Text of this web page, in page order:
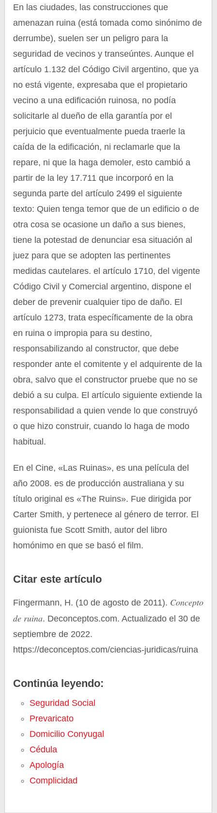
En las ciudades, las construcciones que
amenazan ruina (está tomada como sinónimo de
derrumbe), suelen ser un peligro para la
seguridad de vecinos y transeúntes. Aunque el
artículo 1.132 del Código Civil argentino, que ya
no está vigente, expresaba que el propietario
vecino a una edificación ruinosa, no podía
solicitarle al dueño de ella garantía por el
perjuicio que eventualmente pueda traerle la
caída de la edificación, ni reclamarle que la
repare, ni que la haga demoler, esto cambió a
partir de la ley 17.711 que incorporó en la
segunda parte del artículo 2499 el siguiente
texto: Quien tenga temor que de un edificio o de
otra cosa se ocasione un daño a sus bienes,
tiene la potestad de denunciar esa situación al
juez para que se adopten las pertinentes
medidas cautelares. el artículo 1710, del vigente
Código Civil y Comercial argentino, dispone el
deber de prevenir cualquier tipo de daño. El
artículo 1273, trata específicamente de la obra
en ruina o impropia para su destino,
responsabilizando al constructor, que debe
responder ante el comitente y el adquirente de la
obra, salvo que el constructor pruebe que no se
debió a su culpa. El artículo siguiente extiende la
responsabilidad a quien vende lo que construyó
o que hizo construir, cuando lo haga de modo
habitual.
En el Cine, «Las Ruinas», es una película del
año 2008. es de producción australiana y su
título original es «The Ruins». Fue dirigida por
Carter Smith, y pertenece al género de terror. El
guionista fue Scott Smith, autor del libro
homónimo en que se basó el film.
Citar este artículo
Fingermann, H. (10 de agosto de 2011). Concepto
de ruina. Deconceptos.com. Actualizado el 30 de
septiembre de 2022.
https://deconceptos.com/ciencias-juridicas/ruina
Continúa leyendo:
Seguridad Social
Prevaricato
Domicilio Conyugal
Cédula
Apología
Complicidad